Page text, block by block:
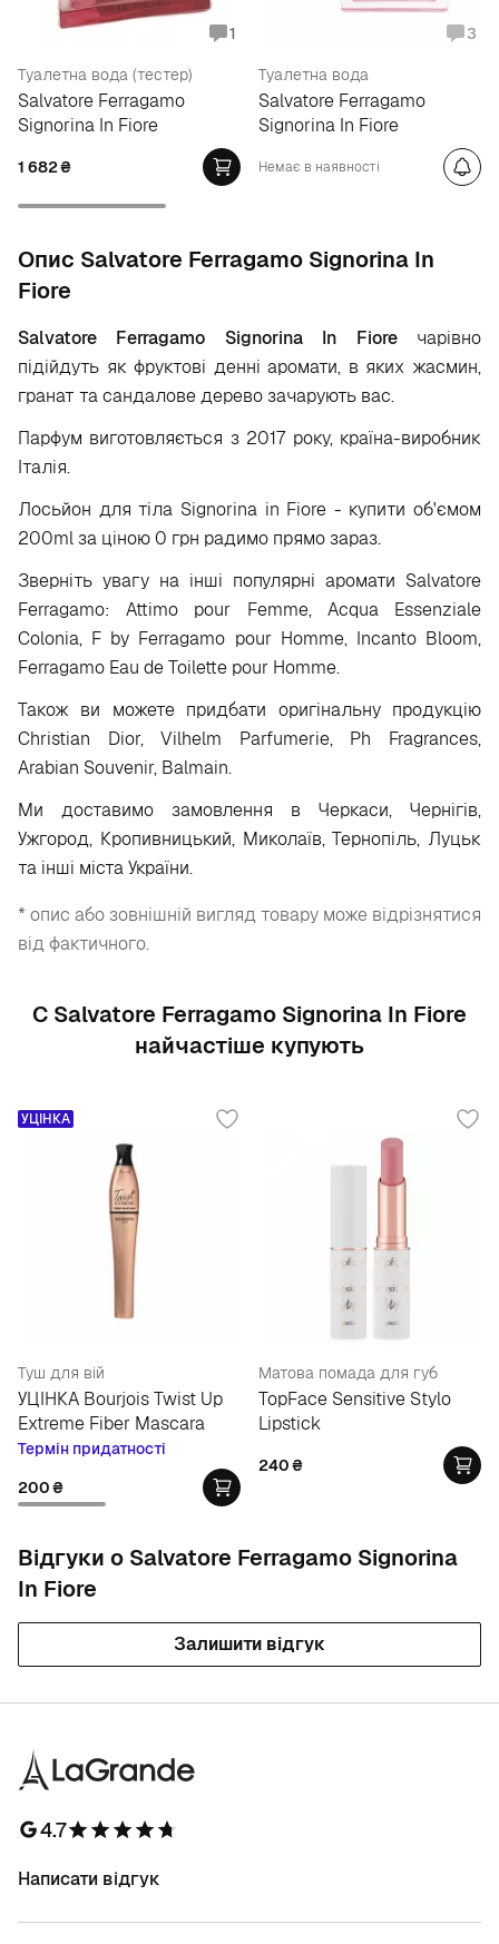
1
Туалетна вода (тестер)
Salvatore Ferragamo
Signorina In Fiore
1 682₴
3
Туалетна вода
Salvatore Ferragamo
Signorina In Fiore
Немає в наявності
Опис Salvatore Ferragamo Signorina In
Fiore
Salvatore Ferragamo Signorina In Fioreчарівно
підійдуть як фруктові денні аромати, в яких жасмин,
гранат та сандалове дерево зачарують вас.
Парфум виготовляється з 2017 року, країна-виробник
Італія.
Лосьйон для тіла Signorina in Fiore - купити об'ємом
200ml за ціною 0 грн радимо прямо зараз.
Зверніть увагу на інші популярні аромати Salvatore
Ferragamo: Attimo pour Femme, Acqua Essenziale
Colonia, F by Ferragamo pour Homme, Incanto Bloom,
Ferragamo Eau de Toilette pour Homme.
Також ви можете придбати оригінальну продукцію
Christian Dior, Vilhelm Parfumerie, Ph Fragrances,
Arabian Souvenir, Balmain.
Ми доставимо замовлення в Черкаси, Чернігів,
Ужгород, Кропивницький, Миколаїв, Тернопіль, Луцьк
та інші міста України.
* опис або зовнішній вигляд товару може відрізнятися
від фактичного.
С Salvatore Ferragamo Signorina In Fiore
найчастіше купують
Туш для вій
УЦІНКА Bourjois Twist Up
Extreme Fiber Mascara
Термін придатності
200₴
УЦІНКА
Матова помада для губ
TopFace Sensitive Stylo
Lipstick
240₴
Відгуки о Salvatore Ferragamo Signorina
In Fiore
Залишити відгук
4.7
Написати відгук